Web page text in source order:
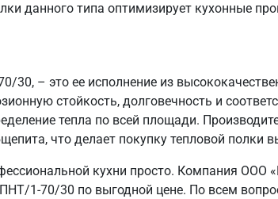
данного типа оптимизирует кухонные
30, – это ее исполнение из
стойкость, долговечность и
тепла по всей площади.
что делает покупку тепловой полки
кухни просто. Компания ООО
1-70/30 по выгодной цене. По всем